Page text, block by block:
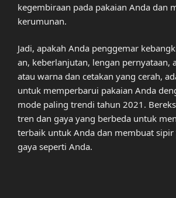
kegembiraan pada pakaian Anda dan
kerumunan.
Jadi, apakah Anda penggemar
an, keberlanjutan, lengan pernyataan,
atau warna dan cetakan yang cerah,
untuk memperbarui pakaian Anda
mode paling trendi tahun 2021.
tren dan gaya yang berbeda untuk
terbaik untuk Anda dan membuat
gaya seperti Anda.